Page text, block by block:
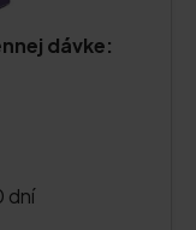
dávke:
dní